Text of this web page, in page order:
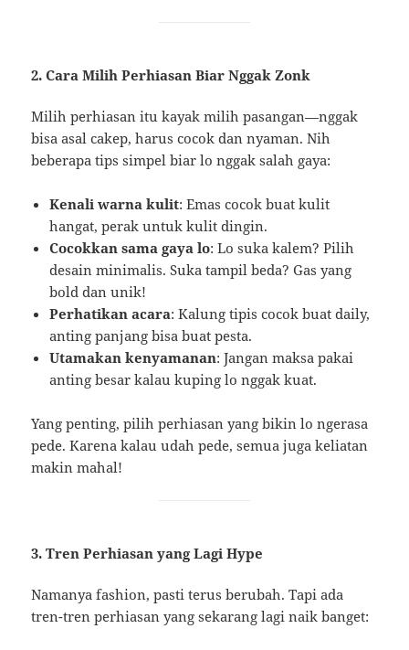
2. Cara Milih Perhiasan Biar Nggak Zonk
Milih perhiasan itu kayak milih pasangan—nggak
bisa asal cakep, harus cocok dan nyaman. Nih
beberapa tips simpel biar lo nggak salah gaya:
Kenali warna kulit: Emas cocok buat kulit
hangat, perak untuk kulit dingin.
Cocokkan sama gaya lo: Lo suka kalem? Pilih
desain minimalis. Suka tampil beda? Gas yang
bold dan unik!
Perhatikan acara: Kalung tipis cocok buat daily,
anting panjang bisa buat pesta.
Utamakan kenyamanan: Jangan maksa pakai
anting besar kalau kuping lo nggak kuat.
Yang penting, pilih perhiasan yang bikin lo ngerasa
pede. Karena kalau udah pede, semua juga keliatan
makin mahal!
3. Tren Perhiasan yang Lagi Hype
Namanya fashion, pasti terus berubah. Tapi ada
tren-tren perhiasan yang sekarang lagi naik banget: